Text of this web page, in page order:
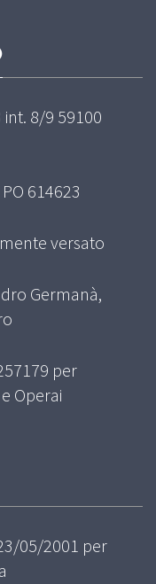
int. 8/9 59100
614623
versato
Germanà,
per
Operai
05/2001 per